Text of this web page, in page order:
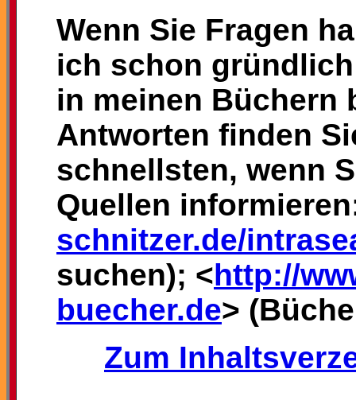
Wenn Sie Fragen
ich schon
in meinen Büchern
Antworten finden
schnellsten, wenn
Quellen
schnitzer.de/
suchen); <http://
buecher.de>
Zum